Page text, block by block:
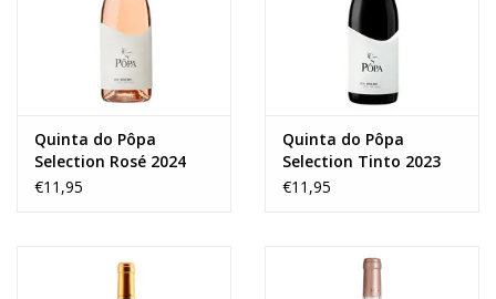
Quinta do Pôpa
Selection Rosé 2024
€11,95
Quinta do Pôpa
Selection Tinto 2023
€11,95